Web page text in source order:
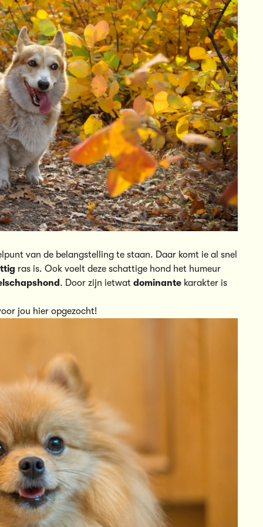
van de belangstelling te staan. Daar komt ie al snel
ras is. Ook voelt deze schattige hond het humeur
. Door zijn ietwat dominante karakter is
jou hier opgezocht!